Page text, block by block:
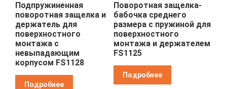
Подпружиненная
поворотная защелка и
держатель для
поверхностного
монтажа с
невыпадающим
корпусом FS1128
Подробнее
Поворотная защелка-
бабочка среднего
размера с пружиной для
поверхностного
монтажа и держателем
FS1125
Подробнее